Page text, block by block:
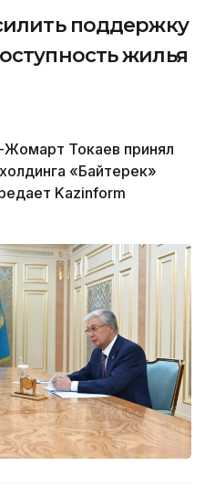
поддержку
жилья
Жомарт Токаев принял
«Байтерек»
Kazinform